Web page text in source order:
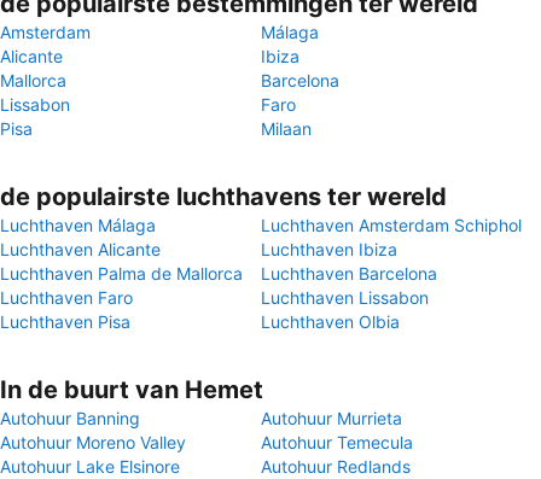
Amsterdam
Málaga
Alicante
Ibiza
Mallorca
Barcelona
Lissabon
Faro
Pisa
Milaan
de populairste luchthavens ter wereld
Luchthaven Málaga
Luchthaven Amsterdam Schiphol
Luchthaven Alicante
Luchthaven Ibiza
Luchthaven Palma de Mallorca
Luchthaven Barcelona
Luchthaven Faro
Luchthaven Lissabon
Luchthaven Pisa
Luchthaven Olbia
In de buurt van Hemet
Autohuur Banning
Autohuur Murrieta
Autohuur Moreno Valley
Autohuur Temecula
Autohuur Lake Elsinore
Autohuur Redlands